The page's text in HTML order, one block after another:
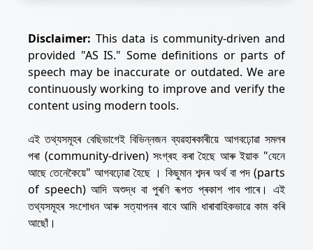
Disclaimer: This data is community-driven and
provided "AS IS." Some definitions or parts of
speech may be inaccurate or outdated. We are
continuously working to improve and verify the
content using modern tools.
এই তথ্যসমূহৰ বেছিভাগেই বিভিন্নজন ব্যৱহাৰকাৰীয়ে আগবঢ়োৱা সমলৰ
পৰা (community-driven) সংগ্ৰহ কৰা হৈছে আৰু ইয়াক "যেনে
আছে তেনেকৈয়ে" আগবঢ়োৱা হৈছে । কিছুমান শব্দৰ অৰ্থ বা পদ (parts
of speech) আদি অশুদ্ধ বা পুৰণি ৰূপত প্ৰকাশ পাব পাৰে। এই
তথ্যসমূহৰ সংশোধন আৰু সত্যাপনৰ বাবে আমি ধাৰাবাহিকভাৱে কাম কৰি
আছোঁ।